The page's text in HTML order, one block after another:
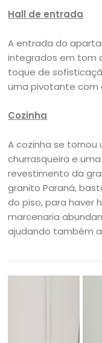
Hall de entrada
A entrada do
integrados em tom
toque de
uma pivotante com
Cozinha
A cozinha se
churrasqueira e
revestimento da
granito Paraná,
do piso, para haver
marcenaria
ajudando também